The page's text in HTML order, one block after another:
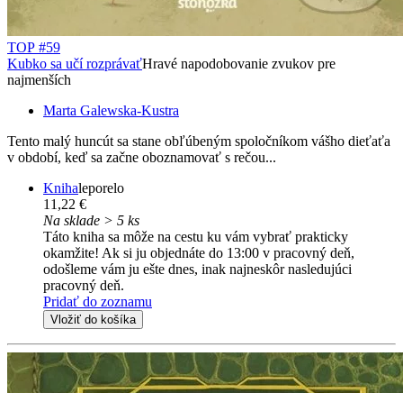
TOP #59
Kubko sa učí rozprávaťHravé napodobovanie zvukov pre
najmenších
Marta Galewska-Kustra
Tento malý huncút sa stane obľúbeným spoločníkom vášho dieťaťa
v období, keď sa začne oboznamovať s rečou...
Knihaleporelo
11,22 €
Na sklade > 5 ks
Táto kniha sa môže na cestu ku vám vybrať prakticky
okamžite! Ak si ju objednáte do 13:00 v pracovný deň,
odošleme vám ju ešte dnes, inak najneskôr nasledujúci
pracovný deň.
Pridať do zoznamu
Vložiť do košíka